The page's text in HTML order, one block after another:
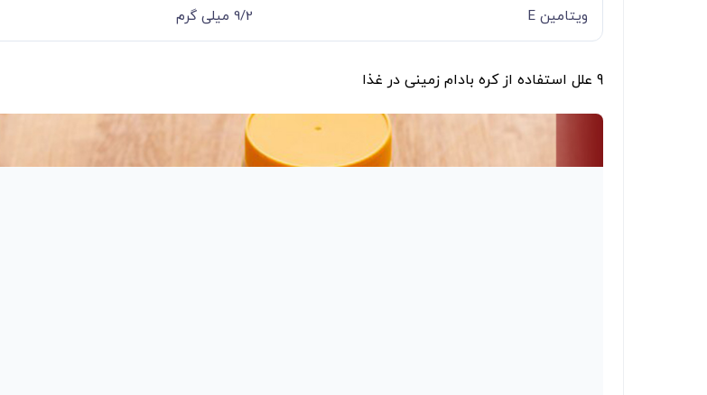
ویتامین E 9/2 میلی گرم
9 علل استفاده از کره بادام زمینی در غذا